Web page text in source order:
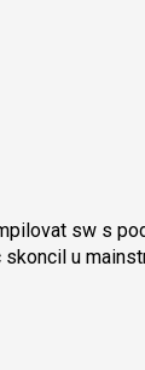
sw s
u